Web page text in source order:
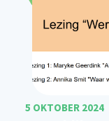
5 OKTOBER 2024